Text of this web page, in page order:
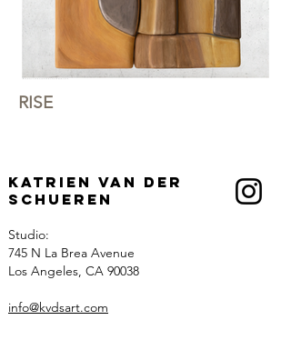
RISE
Katrien Van der
Schueren
Studio:
745 N La Brea Avenue
Los Angeles, CA 90038
info@kvdsart.com